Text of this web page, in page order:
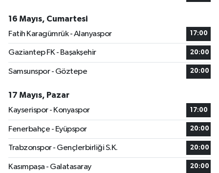
16 Mayıs, Cumartesi
Fatih Karagümrük - Alanyaspor
17:00
Gaziantep FK - Başakşehir 20:00
Samsunspor - Göztepe 20:00
17 Mayıs, Pazar
Kayserispor - Konyaspor
17:00
Fenerbahçe - Eyüpspor 20:00
Trabzonspor - Gençlerbirliği S.K. 20:00
Kasımpaşa - Galatasaray 20:00